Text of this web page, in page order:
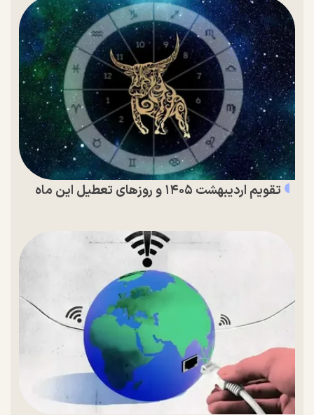
تقویم اردیبهشت ۱۴۰۵ و روز‌های تعطیل این ماه